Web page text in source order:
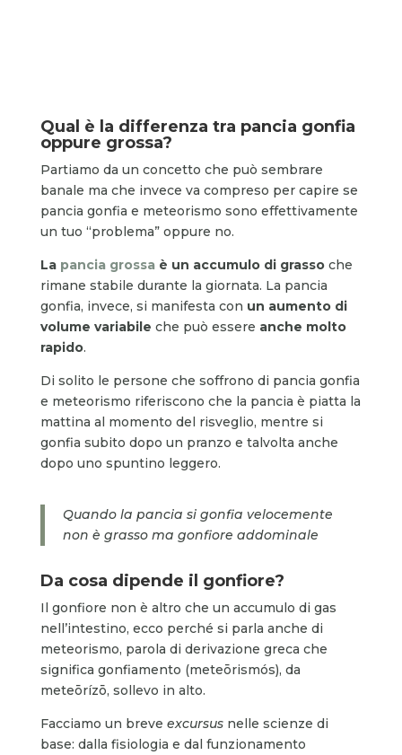
Qual è la differenza tra pancia gonfia
oppure grossa?
Partiamo da un concetto che può sembrare
banale ma che invece va compreso per capire se
pancia gonfia e meteorismo sono effettivamente
un tuo “problema” oppure no.
Lapancia grossaè un accumulo di grassoche
rimane stabile durante la giornata. La pancia
gonfia, invece, si manifesta con un aumento di
volume variabile che può essere anche molto
rapido.
Di solito le persone che soffrono di pancia gonfia
e meteorismo riferiscono che la pancia è piatta la
mattina al momento del risveglio, mentre si
gonfia subito dopo un pranzo e talvolta anche
dopo uno spuntino leggero.
Quando la pancia si gonfia velocemente
non è grasso ma gonfiore addominale
Da cosa dipende il gonfiore?
Il gonfiore non è altro che un accumulo di gas
nell’intestino, ecco perché si parla anche di
meteorismo, parola di derivazione greca che
significa gonfiamento (meteōrismós), da
meteōrízō, sollevo in alto.
Facciamo un breve excursusnelle scienze di
base: dalla fisiologia e dal funzionamento